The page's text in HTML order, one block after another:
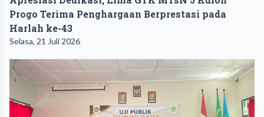
Progo Terima Penghargaan Berprestasi pada
Harlah ke-43
Selasa, 21 Juli 2026